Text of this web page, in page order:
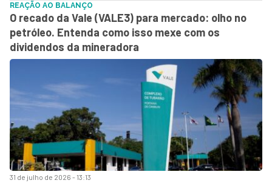
31 de julho de 2026 - 13:13
REAÇÃO AO BALANÇO
O recado da Vale (VALE3) para mercado: olho no
petróleo. Entenda como isso mexe com os
dividendos da mineradora